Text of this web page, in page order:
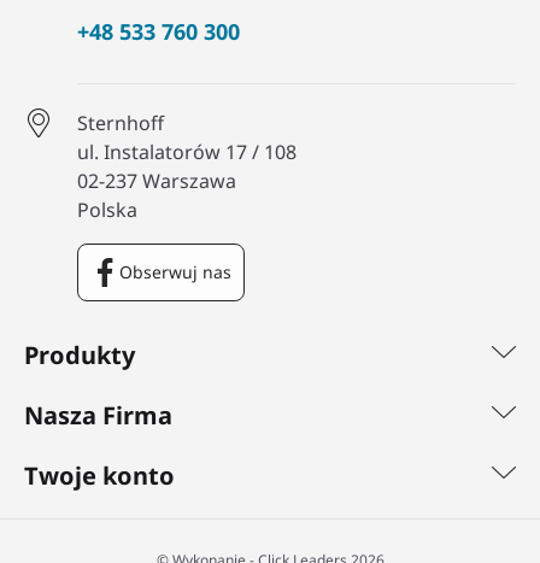
Produkty
Nasza Firma
Twoje konto
+48 533 760 300
Sternhoff
ul. Instalatorów 17 / 108
02-237 Warszawa
Polska
Obserwuj nas
Facebook